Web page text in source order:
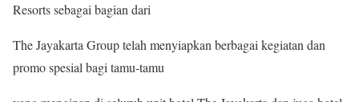
Resorts sebagai bagian dari
The Jayakarta Group telah menyiapkan berbagai kegiatan dan
promo spesial bagi tamu-tamu